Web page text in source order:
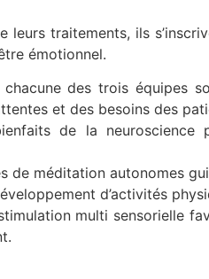
leurs traitements, ils
émotionnel.
des trois équipes
et des besoins des
de la neuroscience
de méditation autonomes
d’activités
multi sensorielle